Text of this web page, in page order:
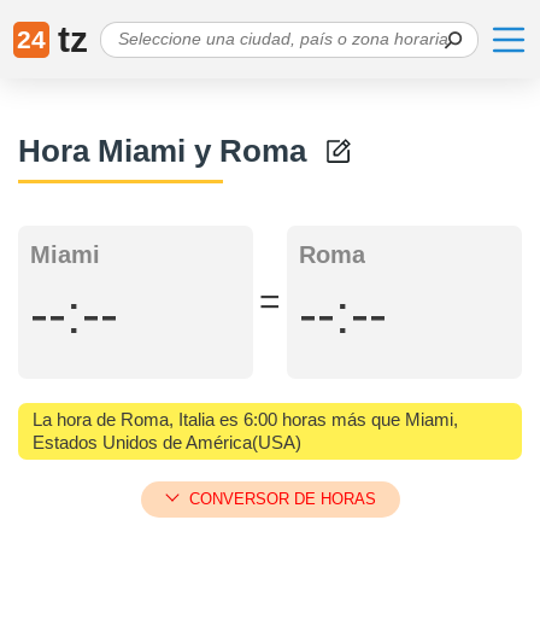
24 tz
Hora Miami y Roma
Miami
--:-- =
Roma
--:--
La hora de Roma, Italia es 6:00 horas más que Miami,
Estados Unidos de América(USA)
CONVERSOR DE HORAS